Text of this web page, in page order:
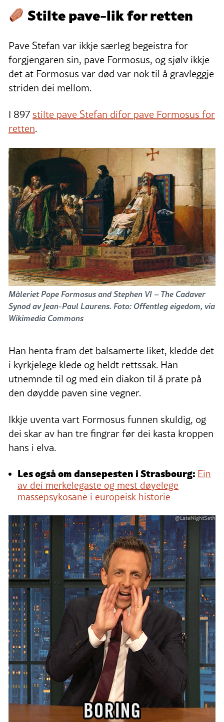
Stilte pave-lik for retten
Pave Stefan var ikkje særleg begeistra for
forgjengaren sin, pave Formosus, og sjølv ikkje
det at Formosus var død var nok til å gravleggje
striden dei mellom.
I 897 stilte pave Stefan difor pave Formosus for
retten.
Måleriet Pope Formosus and Stephen VI – The Cadaver
Synod av Jean-Paul Laurens. Foto: Offentleg eigedom, via
Wikimedia Commons
Han henta fram det balsamerte liket, kledde det
i kyrkjelege klede og heldt rettssak. Han
utnemnde til og med ein diakon til å prate på
den døydde paven sine vegner.
Ikkje uventa vart Formosus funnen skuldig, og
dei skar av han tre fingrar før dei kasta kroppen
hans i elva.
Les også om dansepesten i Strasbourg: Ein
av dei merkelegaste og mest døyelege
massepsykosane i europeisk historie